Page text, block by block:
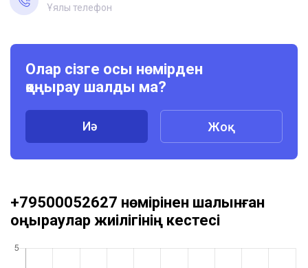
Ұялы телефон
Олар сізге осы нөмірден
қоңырау шалды ма?
Иә Жоқ
+79500052627 нөмірінен шалынған
қоңыраулар жиілігінің кестесі